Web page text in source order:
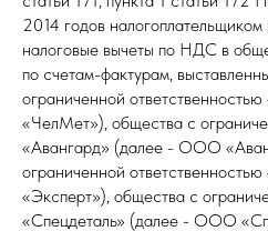
2014 годов
налоговые вычеты по НДС в
по счетам-фактурам,
ограниченной
«ЧелМет»), общества с
«Авангард» (далее - ООО
ограниченной
«Эксперт»), общества с
«Спецдеталь» (далее - ООО